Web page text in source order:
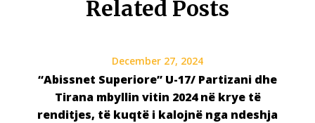
Related Posts
December 27, 2024
“Abissnet Superiore” U-17/ Partizani dhe
Tirana mbyllin vitin 2024 në krye të
renditjes, të kuqtë i kalojnë nga ndeshja